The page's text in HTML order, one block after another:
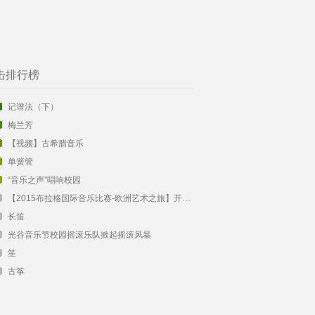
排行榜
记谱法（下）
梅兰芳
【视频】古希腊音乐
单簧管
“音乐之声”唱响校园
【2015布拉格国际音乐比赛-欧洲艺术之旅】开始报名啦！
长笛
光谷音乐节校园摇滚乐队掀起摇滚风暴
笙
古筝